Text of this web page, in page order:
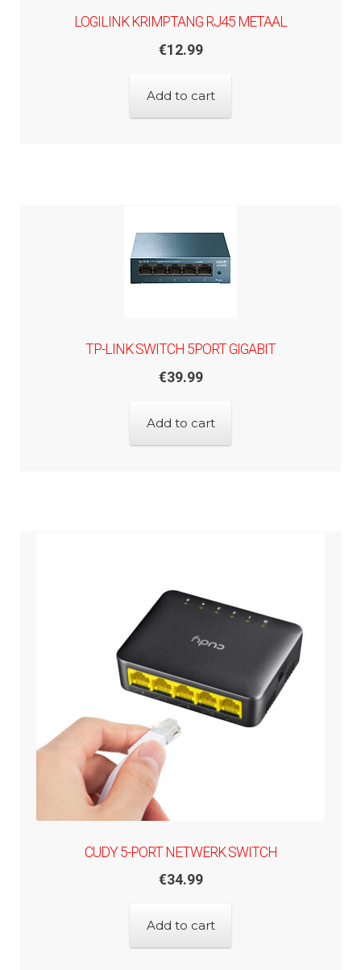
LOGILINK KRIMPTANG RJ45 METAAL
€12.99
Add to cart
TP-LINK SWITCH 5PORT GIGABIT
€39.99
Add to cart
CUDY 5-PORT NETWERK SWITCH
€34.99
Add to cart